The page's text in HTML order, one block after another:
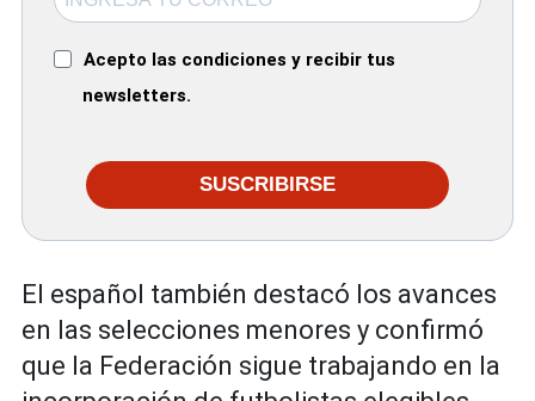
Acepto las condiciones y recibir tus
newsletters.
SUSCRIBIRSE
El español también destacó los avances
en las selecciones menores y confirmó
que la Federación sigue trabajando en la